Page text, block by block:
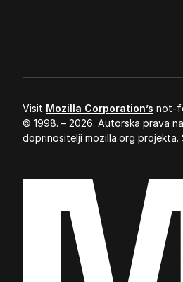
Visit Mozilla Corporation’s not-
© 1998. – 2026. Autorska prava
doprinositelji mozilla.org